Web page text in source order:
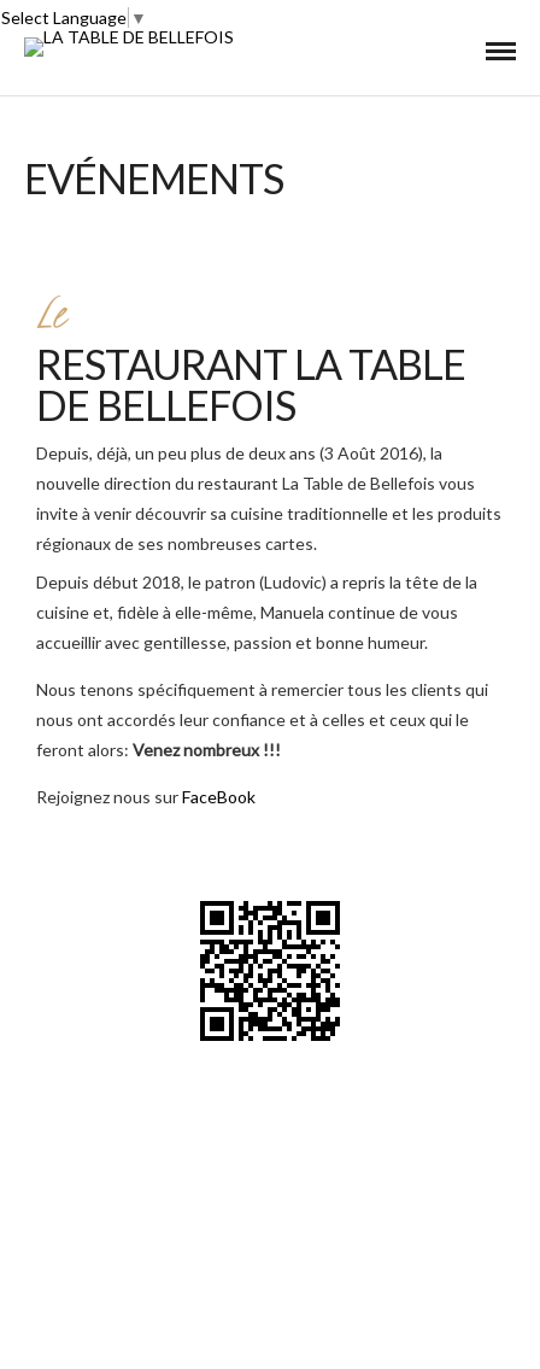
Select Language ▼
EVÉNEMENTS
Le
RESTAURANT LA TABLE
DE BELLEFOIS
Depuis, déjà, un peu plus de deux ans (3 Août 2016), la
nouvelle direction du restaurant La Table de Bellefois vous
invite à venir découvrir sa cuisine traditionnelle et les produits
régionaux de ses nombreuses cartes.
Depuis début 2018, le patron (Ludovic) a repris la tête de la
cuisine et, fidèle à elle-même, Manuela continue de vous
accueillir avec gentillesse, passion et bonne humeur.
Nous tenons spécifiquement à remercier tous les clients qui
nous ont accordés leur confiance et à celles et ceux qui le
feront alors: Venez nombreux !!!
Rejoignez nous surFaceBook